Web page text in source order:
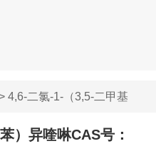
4,6-二氯-1-（3,5-二甲基
）异喹啉CAS号：